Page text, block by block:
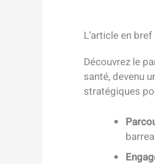
L’article en bref
Découvrez le
santé, devenu
stratégiques